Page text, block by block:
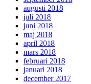
augusti 2018
juli 2018
juni 2018
maj 2018
april 2018
mars 2018
februari 2018
januari 2018
december 2017